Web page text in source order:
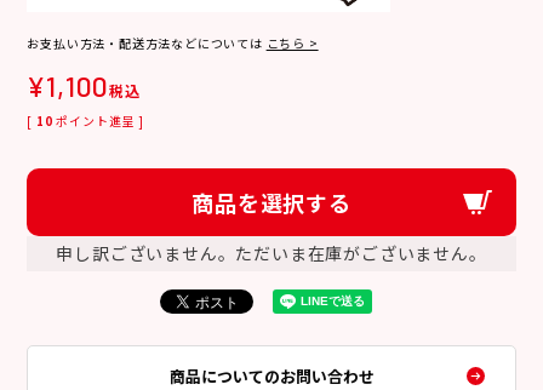
お支払い方法・配送方法などについては こちら >
¥1,100税込
[ 10 ポイント進呈 ]
商品を選択する
申し訳ございません。ただいま在庫がございません。
商品についてのお問い合わせ